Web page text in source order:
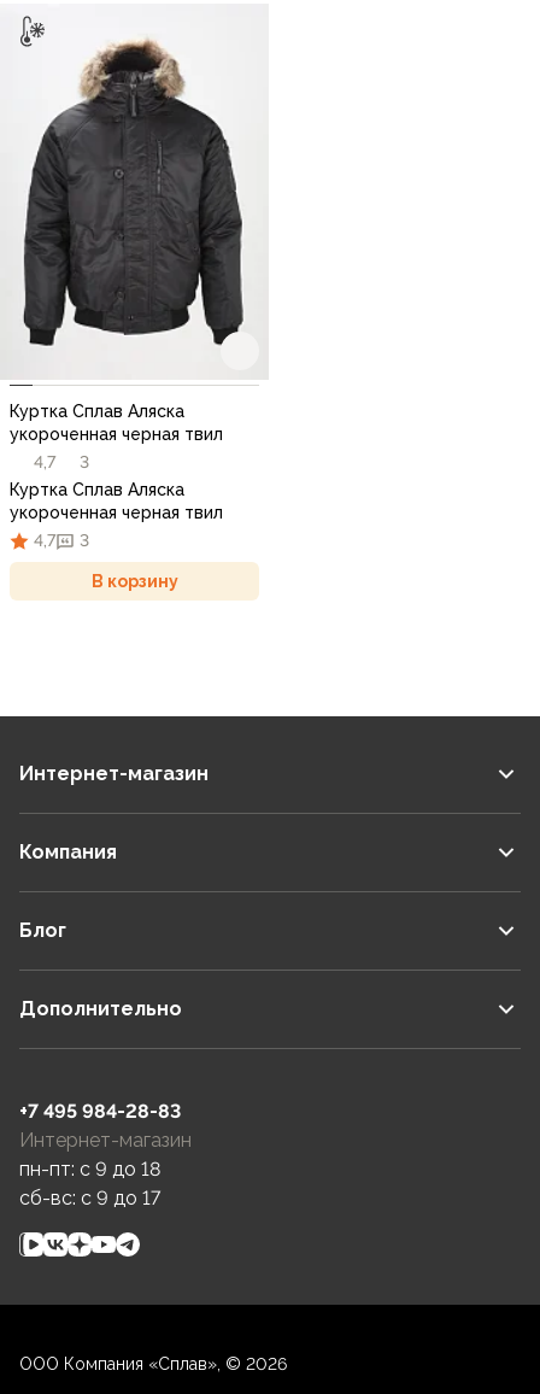
Куртка Сплав Аляска
укороченная черная твил
4,7
3
Куртка Сплав Аляска
укороченная черная твил
4,7
3
В корзину
Интернет-магазин
Компания
Блог
Дополнительно
+7 495 984-28-83
Интернет-магазин
пн-пт: c 9 до 18
сб-вс: c 9 до 17
ООО Компания «Сплав», © 2026